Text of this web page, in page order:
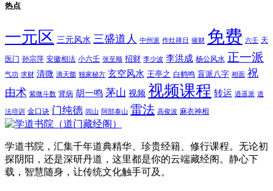
热点
一元区 三元风水 三盛道人 中州派 作灶择日 催财 免费 六壬 天
医门 孙宗萍 安徽相法 小六壬 张至顺 招财 李少波 李洪成 杨公风水 正一派
气功 求财 清微 滴天髓 独家秘方 玄空风水 王亭之 白鹤鸣 盲派八字 相面 祝
由术 紫微斗数 肾病 胡一鸣 茅山 视频 视频课程 转运 逍遥派 道
法培训 金口诀 门纯德 闾山 阿部泰山 雷法 高俊波 麻衣神相
学道书院，汇集千年道典精华、珍贵经籍、修行课程。无论初
探阴阳，还是深研丹道，这里都是你的云端藏经阁。静心下
载，智慧随身，让传统文化触手可及。